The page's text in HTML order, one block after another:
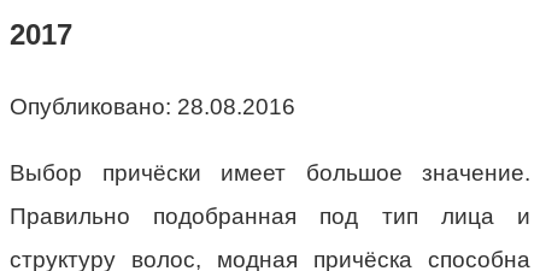
2017
Опубликовано: 28.08.2016
Выбор причёски имеет большое значение.
Правильно подобранная под тип лица и
структуру волос, модная причёска способна